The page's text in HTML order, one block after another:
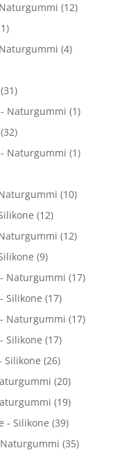
(12)
(4)
(31)
- Naturgummi (1)
(32)
- Naturgummi (1)
(10)
(12)
(12)
(9)
Naturgummi (17)
Silikone (17)
Naturgummi (17)
Silikone (17)
Silikone (26)
(20)
(19)
- Silikone (39)
Naturgummi (35)